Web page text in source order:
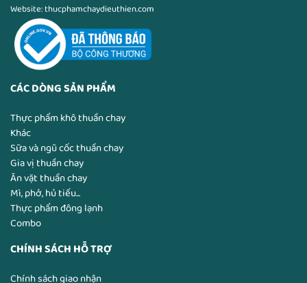
Website: thucphamchaydieuthien.com
CÁC DÒNG SẢN PHẨM
Thực phẩm khô thuần chay
Khác
Sữa và ngũ cốc thuần chay
Gia vị thuần chay
Ăn vặt thuần chay
Mì, phở, hủ tiếu...
Thực phẩm đông lạnh
Combo
CHÍNH SÁCH HỖ TRỢ
Chính sách giao nhận